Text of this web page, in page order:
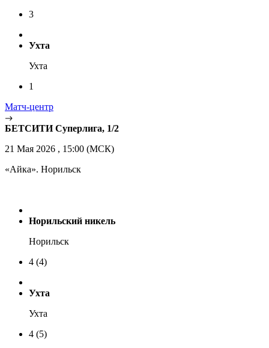
3
Ухта
Ухта
1
Матч-центр
БЕТСИТИ Суперлига, 1/2
21 Мая 2026 , 15:00 (МСК)
«Айка». Норильск
Норильский никель
Норильск
4 (4)
Ухта
Ухта
4 (5)